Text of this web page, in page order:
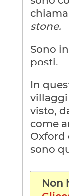
stone.
Sono
posti.
In
villaggi
visto,
come
Oxford
sono
Non